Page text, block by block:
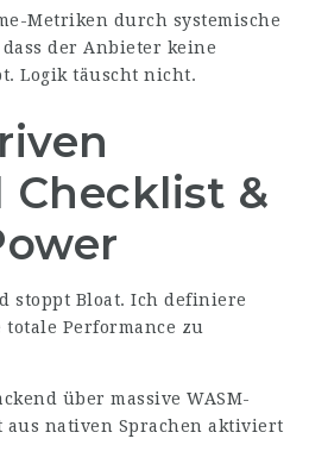
Metriken durch systemische
der Anbieter keine
Logik täuscht nicht.
&
stoppt Bloat. Ich definiere
Performance zu
über massive WASM-
nativen Sprachen aktiviert